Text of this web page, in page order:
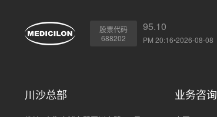
股票代码
688202
95.10
PM 20:16•2026-08-08
川沙总部 业务咨询